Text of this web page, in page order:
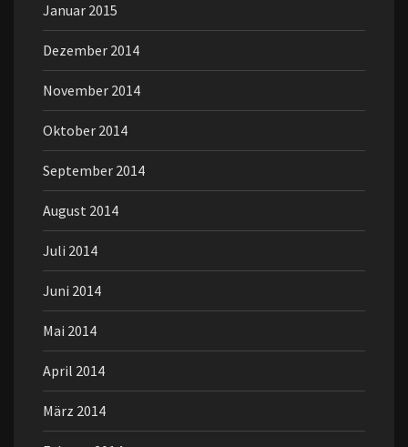
Januar 2015
Dezember 2014
November 2014
Oktober 2014
September 2014
August 2014
Juli 2014
Juni 2014
Mai 2014
April 2014
März 2014